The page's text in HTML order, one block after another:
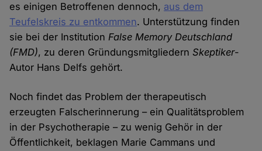
es einigen Betroffenen dennoch, aus dem
Teufelskreis zu entkommen. Unterstützung finden
sie bei der InstitutionFalse Memory Deutschland
(FMD), zu deren GründungsmitgliedernSkeptiker-
Autor Hans Delfs gehört.
Noch findet das Problem der therapeutisch
erzeugten Falscherinnerung – ein Qualitätsproblem
in der Psychotherapie – zu wenig Gehör in der
Öffentlichkeit, beklagen Marie Cammans und